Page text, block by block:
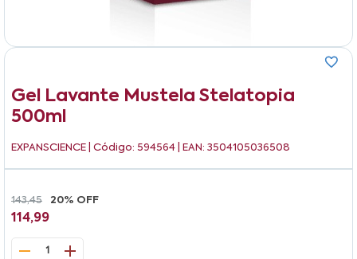
Gel Lavante Mustela Stelatopia
500ml
EXPANSCIENCE | Código: 594564 | EAN: 3504105036508
143,45 20% OFF
114,99
1